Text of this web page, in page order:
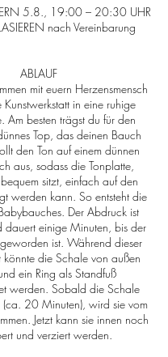
5.8., 19:00 – 20:30 UHR
nach Vereinbarung
ABLAUF
mit euern Herzensmensch
in eine ruhige
Am besten trägst du für den
Top, das deinen Bauch
den Ton auf einem dünnen
aus, sodass die Tonplatte,
sitzt, einfach auf den
werden kann. So entsteht die
Der Abdruck ist
dauert einige Minuten, bis der
ist. Während dieser
könnte die Schale von außen
ein Ring als Standfuß
werden. Sobald die Schale
(ca. 20 Minuten), wird sie vom
Jetzt kann sie innen noch
und verziert werden.